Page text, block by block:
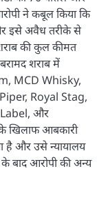
ने कबूल किया कि
इसे अवैध तरीके से
की कुल कीमत
शराब में
MCD Whisky,
Royal Stag,
और
खिलाफ आबकारी
है और उसे न्यायालय
बाद आरोपी की अन्य